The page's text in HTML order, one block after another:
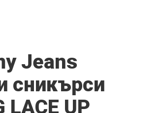
Jeans
сникърси
LACE UP